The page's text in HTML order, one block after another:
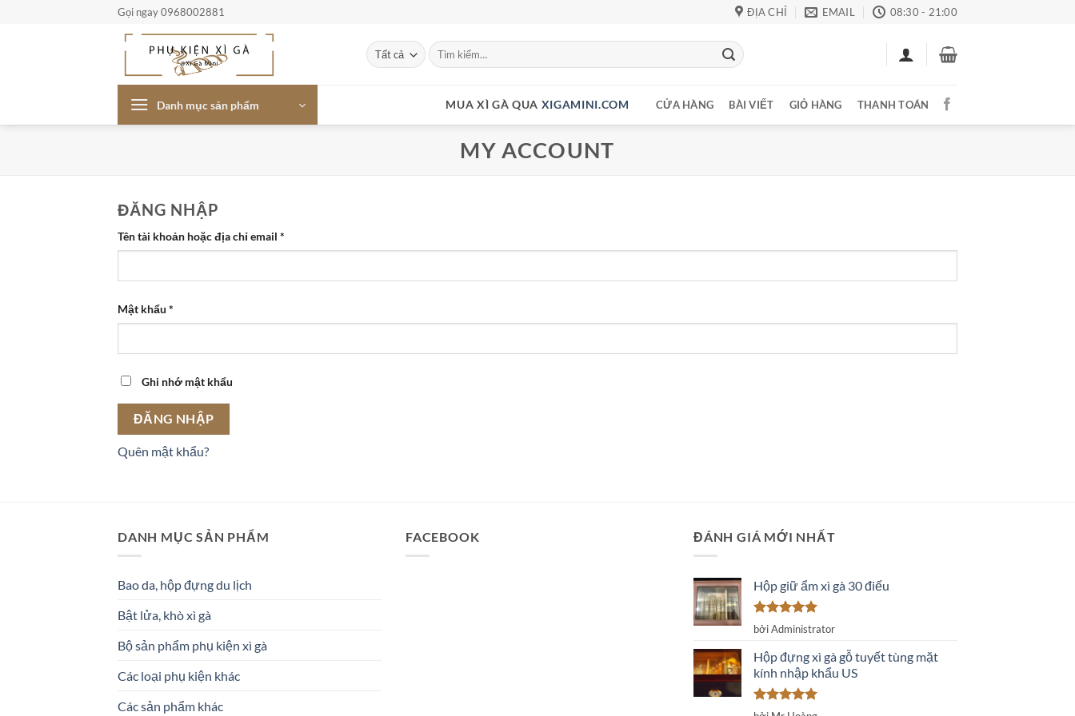
Gọi ngay 0968002881 ĐỊA CHỈ EMAIL 08:30 - 21:00
Tìm
kiếm:
Danh mục sản phẩm MUA XÌ GÀ QUA XIGAMINI.COM CỬA HÀNG BÀI VIẾT GIỎ HÀNG THANH TOÁN
MY ACCOUNT
ĐĂNG NHẬP
Tên tài khoản hoặc địa chỉ email *
buộc
Mật khẩu *
buộc
Ghi nhớ mật khẩu
ĐĂNG NHẬP
Quên mật khẩu?
DANH MỤC SẢN PHẨM
Bao da, hộp đựng du lịch
Bật lửa, khò xì gà
Bộ sản phẩm phụ kiện xì gà
Các loại phụ kiện khác
Các sản phẩm khác
FACEBOOK ĐÁNH GIÁ MỚI NHẤT
Hộp giữ ẩm xì gà 30 điếu
Được xếp
sao
bởi Administrator
Hộp đựng xì gà gỗ tuyết tùng mặt
kính nhập khẩu US
Được xếp